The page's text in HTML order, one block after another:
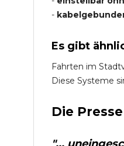
-
Es gibt
Fahrten im
Diese Systeme
Die